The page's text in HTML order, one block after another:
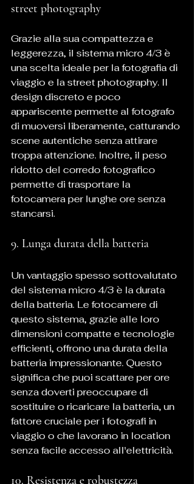
street photography
Grazie alla sua compattezza e
leggerezza, il sistema micro 4/3 è
una scelta ideale per la fotografia di
viaggio e la street photography. Il
design discreto e poco
appariscente permette al fotografo
di muoversi liberamente, catturando
scene autentiche senza attirare
troppa attenzione. Inoltre, il peso
ridotto del corredo fotografico
permette di trasportare la
fotocamera per lunghe ore senza
stancarsi.
9. Lunga durata della batteria
Un vantaggio spesso sottovalutato
del sistema micro 4/3 è la durata
della batteria. Le fotocamere di
questo sistema, grazie alle loro
dimensioni compatte e tecnologie
efficienti, offrono una durata della
batteria impressionante. Questo
significa che puoi scattare per ore
senza doverti preoccupare di
sostituire o ricaricare la batteria, un
fattore cruciale per i fotografi in
viaggio o che lavorano in location
senza facile accesso all'elettricità.
10. Resistenza e robustezza